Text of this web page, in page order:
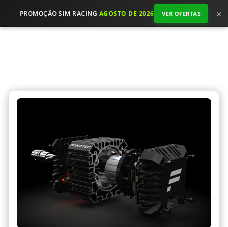
PROMOÇÃO SIM RACING AGOSTO DE 2026 VER OFERTAS ×